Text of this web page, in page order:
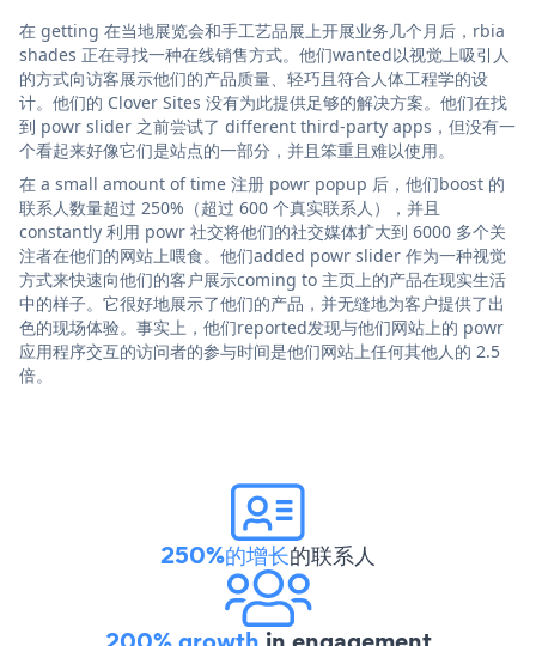
在 getting 在当地展览会和手工艺品展上开展业务几个月后，rbia
shades 正在寻找一种在线销售方式。他们wanted以视觉上吸引人
的方式向访客展示他们的产品质量、轻巧且符合人体工程学的设
计。他们的 Clover Sites 没有为此提供足够的解决方案。他们在找
到 powr slider 之前尝试了 different third-party apps，但没有一
个看起来好像它们是站点的一部分，并且笨重且难以使用。
在 a small amount of time 注册 powr popup 后，他们boost 的
联系人数量超过 250%（超过 600 个真实联系人），并且
constantly 利用 powr 社交将他们的社交媒体扩大到 6000 多个关
注者在他们的网站上喂食。他们added powr slider 作为一种视觉
方式来快速向他们的客户展示coming to 主页上的产品在现实生活
中的样子。它很好地展示了他们的产品，并无缝地为客户提供了出
色的现场体验。事实上，他们reported发现与他们网站上的 powr
应用程序交互的访问者的参与时间是他们网站上任何其他人的 2.5
倍。
250%的增长的联系人